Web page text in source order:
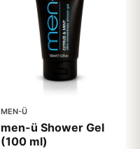
MEN-Ü
men-ü Shower Gel
(100 ml)